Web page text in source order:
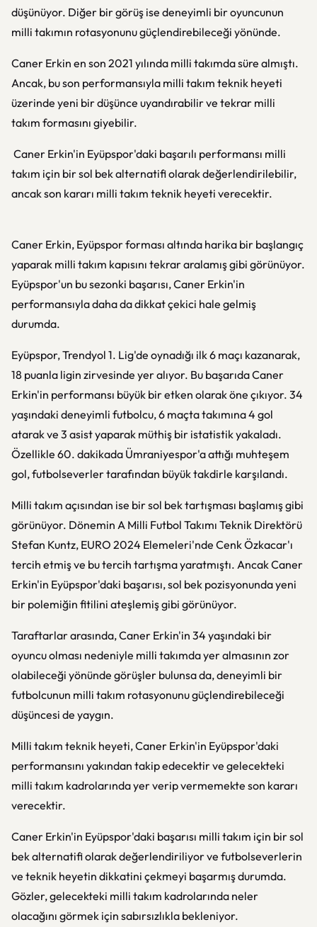
düşünüyor. Diğer bir görüş ise deneyimli bir oyuncunun
milli takımın rotasyonunu güçlendirebileceği yönünde.
Caner Erkin en son 2021 yılında milli takımda süre almıştı.
Ancak, bu son performansıyla milli takım teknik heyeti
üzerinde yeni bir düşünce uyandırabilir ve tekrar milli
takım formasını giyebilir.
Caner Erkin'in Eyüpspor'daki başarılı performansı milli
takım için bir sol bek alternatifi olarak değerlendirilebilir,
ancak son kararı milli takım teknik heyeti verecektir.
Caner Erkin, Eyüpspor forması altında harika bir başlangıç
yaparak milli takım kapısını tekrar aralamış gibi görünüyor.
Eyüpspor'un bu sezonki başarısı, Caner Erkin'in
performansıyla daha da dikkat çekici hale gelmiş
durumda.
Eyüpspor, Trendyol 1. Lig'de oynadığı ilk 6 maçı kazanarak,
18 puanla ligin zirvesinde yer alıyor. Bu başarıda Caner
Erkin'in performansı büyük bir etken olarak öne çıkıyor. 34
yaşındaki deneyimli futbolcu, 6 maçta takımına 4 gol
atarak ve 3 asist yaparak müthiş bir istatistik yakaladı.
Özellikle 60. dakikada Ümraniyespor'a attığı muhteşem
gol, futbolseverler tarafından büyük takdirle karşılandı.
Milli takım açısından ise bir sol bek tartışması başlamış gibi
görünüyor. Dönemin A Milli Futbol Takımı Teknik Direktörü
Stefan Kuntz, EURO 2024 Elemeleri'nde Cenk Özkacar'ı
tercih etmiş ve bu tercih tartışma yaratmıştı. Ancak Caner
Erkin'in Eyüpspor'daki başarısı, sol bek pozisyonunda yeni
bir polemiğin fitilini ateşlemiş gibi görünüyor.
Taraftarlar arasında, Caner Erkin'in 34 yaşındaki bir
oyuncu olması nedeniyle milli takımda yer almasının zor
olabileceği yönünde görüşler bulunsa da, deneyimli bir
futbolcunun milli takım rotasyonunu güçlendirebileceği
düşüncesi de yaygın.
Milli takım teknik heyeti, Caner Erkin'in Eyüpspor'daki
performansını yakından takip edecektir ve gelecekteki
milli takım kadrolarında yer verip vermemekte son kararı
verecektir.
Caner Erkin'in Eyüpspor'daki başarısı milli takım için bir sol
bek alternatifi olarak değerlendiriliyor ve futbolseverlerin
ve teknik heyetin dikkatini çekmeyi başarmış durumda.
Gözler, gelecekteki milli takım kadrolarında neler
olacağını görmek için sabırsızlıkla bekleniyor.